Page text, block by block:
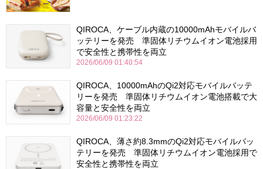
QIROCA、ケーブル内蔵の10000mAhモバイルバ
ッテリーを発売 準固体リチウムイオン電池採用
で安全性と携帯性を両立
2026/06/09 01:40:54
QIROCA、10000mAhのQi2対応モバイルバッテ
リーを発売 準固体リチウムイオン電池搭載で大
容量と安全性を両立
2026/06/09 01:23:22
QIROCA、薄さ約8.3mmのQi2対応モバイルバッ
テリーを発売 準固体リチウムイオン電池採用で
安全性と携帯性を両立